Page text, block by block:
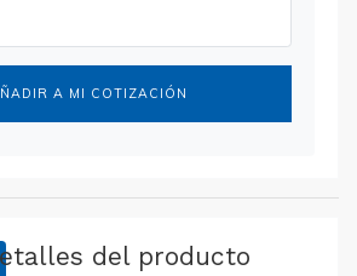
A MI COTIZACIÓN
del producto